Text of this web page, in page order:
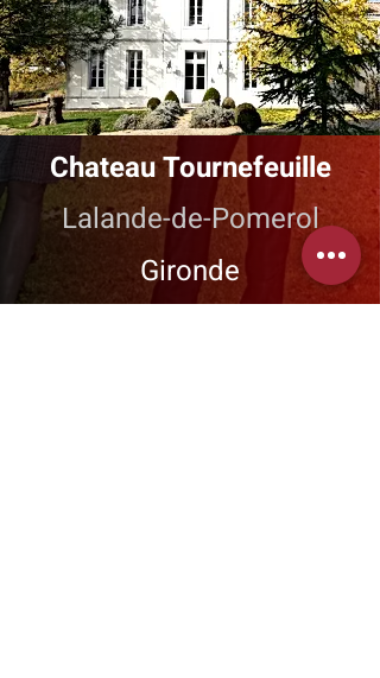
Chateau Tournefeuille
Lalande-de-Pomerol
Gironde